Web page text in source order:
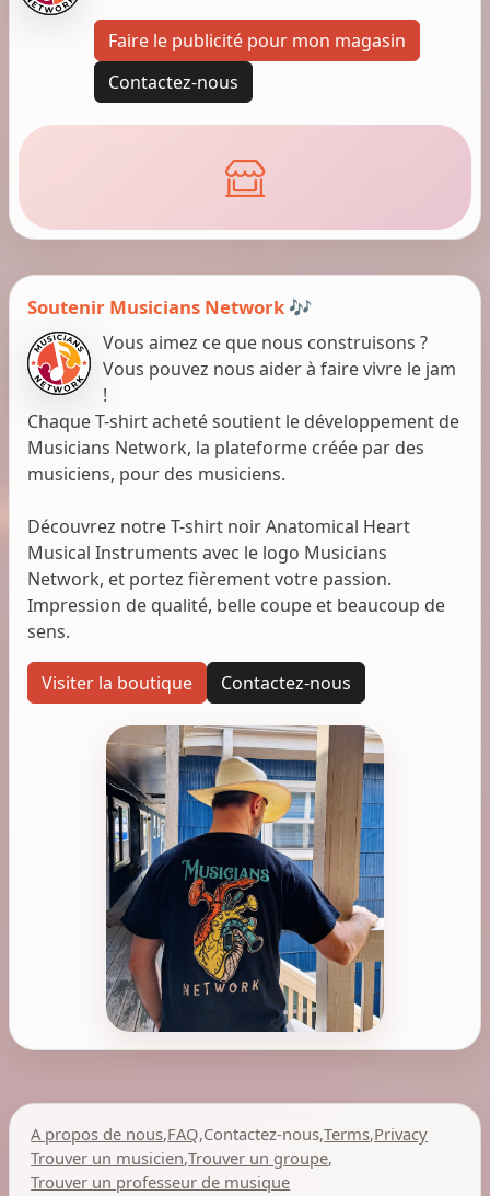
Faire le publicité pour mon magasin
Contactez-nous
Soutenir Musicians Network 🎶
Vous aimez ce que nous construisons ?
Vous pouvez nous aider à faire vivre le jam
!
Chaque T-shirt acheté soutient le développement de
Musicians Network, la plateforme créée par des
musiciens, pour des musiciens.
Découvrez notre T-shirt noir Anatomical Heart
Musical Instruments avec le logo Musicians
Network, et portez fièrement votre passion.
Impression de qualité, belle coupe et beaucoup de
sens.
Visiter la boutique Contactez-nous
A propos de nous,FAQ,Contactez-nous,Terms,Privacy
Trouver un musicien,Trouver un groupe,
Trouver un professeur de musique